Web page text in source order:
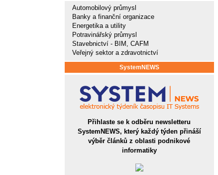
Automobilový průmysl
Banky a finanční organizace
Energetika a utility
Potravinářský průmysl
Stavebnictví - BIM, CAFM
Veřejný sektor a zdravotnictví
SystemNEWS
Přihlaste se k odběru newsletteru
SystemNEWS, který každý týden přináší
výběr článků z oblasti podnikové
informatiky